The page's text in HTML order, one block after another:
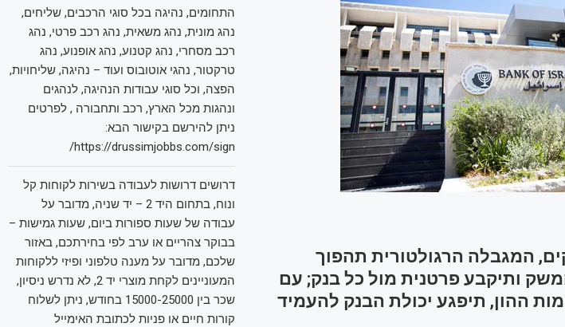
המגבלה הרגולטורית תהפוך
ותיקבע פרטנית מול כל בנק; עם
ההון, תיפגע יכולת הבנק להעמיד
התחומים, נהיגה בכל סוגי הרכבים, שליחים,
נהג מונית, נהג משאית, נהג רכב פרטי, נהג
רכב מסחרי, נהג קטנוע, נהג אופנוע, נהג
טרקטור, נהגי אוטובוס ועוד – נהיגה, שליחויות,
הפצה, וכל סוגי עבודות הנהיגה, לנהגים
ונהגות מכל הארץ, רכב ותחבורה , לפרטים
ניתן להירשם בקישור הבא:
https://drussimjobbs.com/sign/
דרושים דרושות לעבודה בשירות לקוחות קל
ונוח, בתחום היד 2 – יד שניה, מדובר על
עבודה של שעות ספורות ביום, שעות גמישות –
בבוקר צהריים או ערב לפי בחירתכם, באזור
שלכם, מדובר על מענה טלפוני ופיזי ללקוחות
המעוניינים לקחת מוצרי יד 2, לא נדרש ניסיון,
שכר בין 15000-25000 בחודש, ניתן לשלוח
קורות חיים או פניות לכתובת האימייל